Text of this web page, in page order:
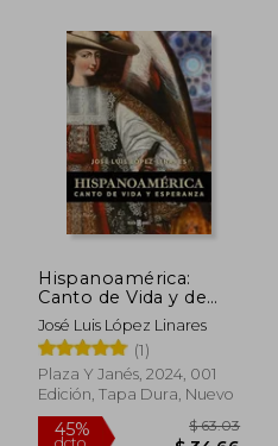
Hispanoamérica:
Canto de Vida y de
Esperanza
José Luis López Linares
(1)
Plaza Y Janés, 2024, 001
Edición, Tapa Dura, Nuevo